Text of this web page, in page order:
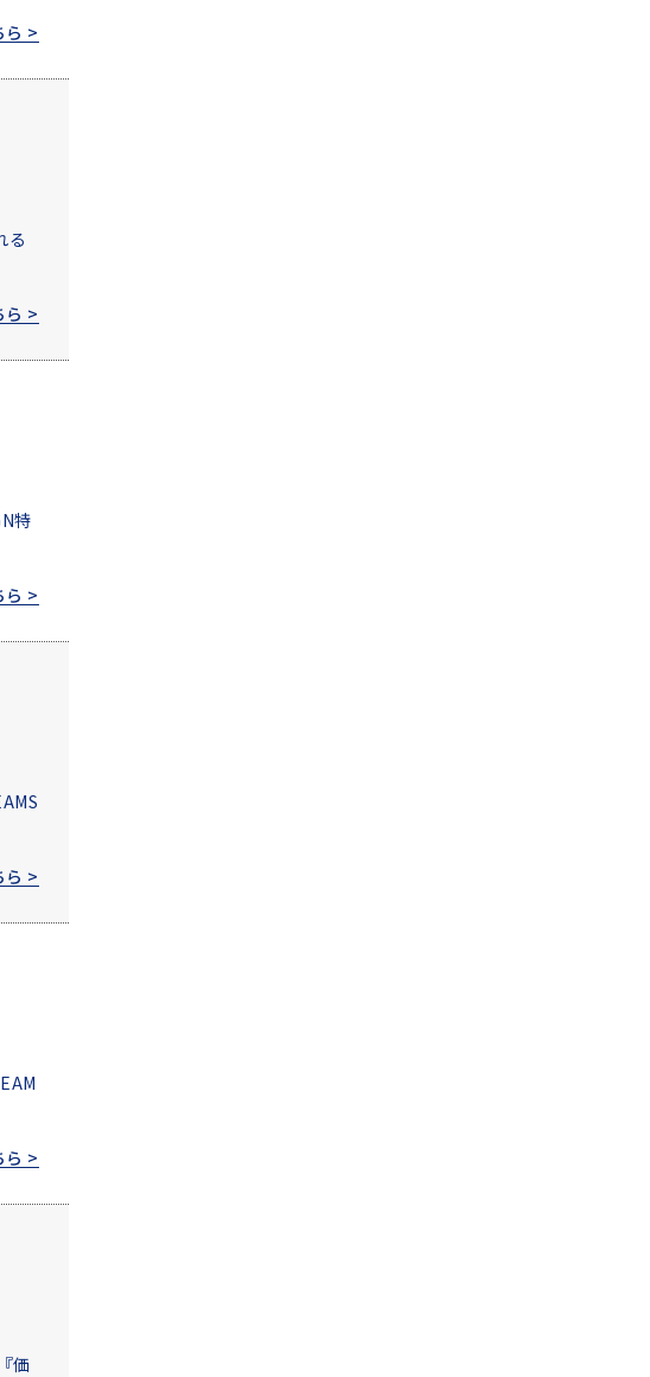
ら >
る
ら >
特
ら >
ら >
ら >
価